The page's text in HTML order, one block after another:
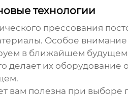
технологии
прессования
Особое
в ближайшем
делает их
вам полезна при выборе